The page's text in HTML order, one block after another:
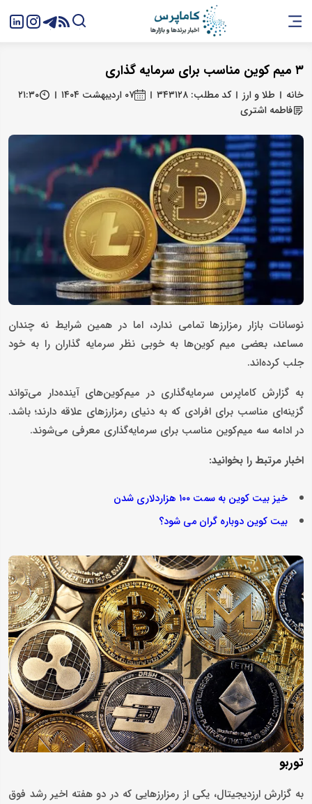
۳ میم کوین مناسب برای سرمایه گذاری
خانه طلا و ارز کد مطلب: ۳۴۳۱۲۸ ۰۷ اردیبهشت ۱۴۰۴
۲۱:۳۰
فاطمه اشتری
نوسانات بازار رمزارزها تمامی ندارد، اما در همین شرایط نه چندان
مساعد، بعضی میم کوین‌ها به خوبی نظر سرمایه گذاران را به خود
جلب کرده‌اند.
به گزارش کاماپرس سرمایه‌گذاری در میم‌کوین‌های آینده‌دار می‌تواند
گزینه‌ای مناسب برای افرادی که به دنیای رمزارزهای علاقه دارند؛ باشد.
در ادامه سه میم‌کوین مناسب برای سرمایه‌گذاری معرفی می‌شوند.
اخبار مرتبط را بخوانید:
خیز بیت کوین به سمت ۱۰۰ هزاردلاری شدن
بیت کوین دوباره گران می شود؟
توربو
به گزارش ارزدیجیتال، یکی از رمزارزهایی که در دو هفته اخیر رشد فوق